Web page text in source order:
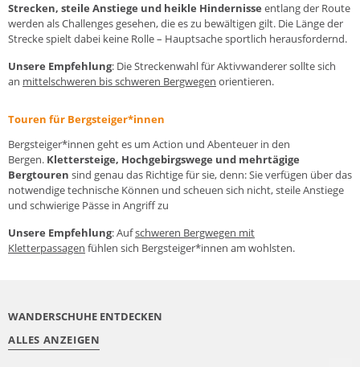
Strecken, steile Anstiege und heikle Hindernisse entlang der Route
werden als Challenges gesehen, die es zu bewältigen gilt. Die Länge der
Strecke spielt dabei keine Rolle – Hauptsache sportlich herausfordernd.
Unsere Empfehlung: Die Streckenwahl für Aktivwanderer sollte sich
an mittelschweren bis schweren Bergwegen orientieren.
Touren für Bergsteiger*innen
Bergsteiger*innen geht es um Action und Abenteuer in den
Bergen. Klettersteige, Hochgebirgswege und mehrtägige
Bergtouren sind genau das Richtige für sie, denn: Sie verfügen über das
notwendige technische Können und scheuen sich nicht, steile Anstiege
und schwierige Pässe in Angriff zu
Unsere Empfehlung: Aufschweren Bergwegen mit
Kletterpassagen fühlen sich Bergsteiger*innen am wohlsten.
WANDERSCHUHE ENTDECKEN
ALLES ANZEIGEN